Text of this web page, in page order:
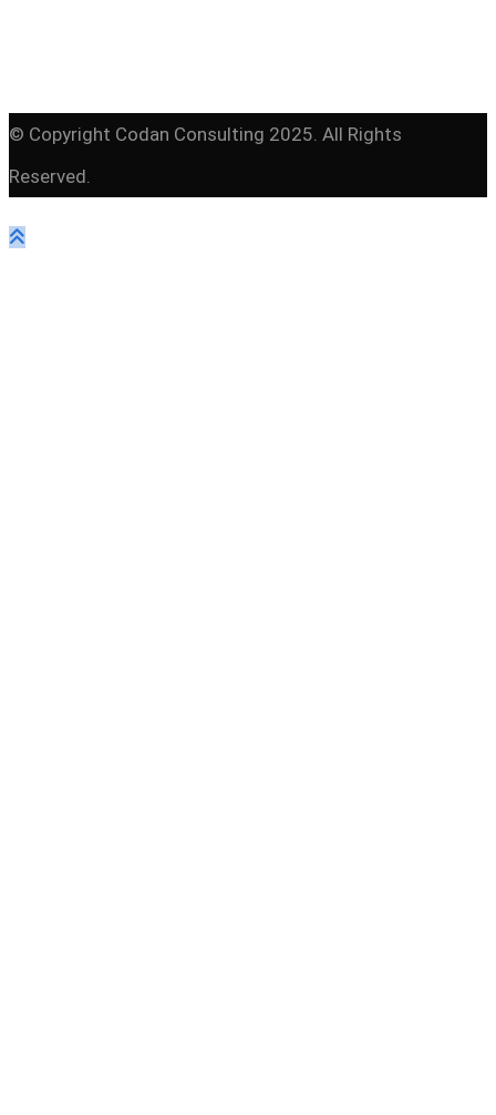
© Copyright Codan Consulting 2025. All Rights
Reserved.